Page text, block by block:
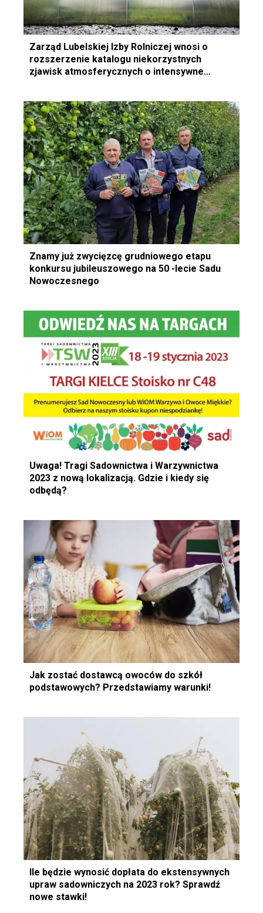
Zarząd Lubelskiej Izby Rolniczej wnosi o
rozszerzenie katalogu niekorzystnych
zjawisk atmosferycznych o intensywne
Znamy już zwycięzcę grudniowego etapu
konkursu jubileuszowego na 50 -lecie Sadu
Nowoczesnego
Uwaga! Tragi Sadownictwa i Warzywnictwa
2023 z nową lokalizacją. Gdzie i kiedy się
odbędą?
Jak zostać dostawcą owoców do szkół
podstawowych? Przedstawiamy warunki!
Ile będzie wynosić dopłata do ekstensywnych
upraw sadowniczych na 2023 rok? Sprawdź
nowe stawki!